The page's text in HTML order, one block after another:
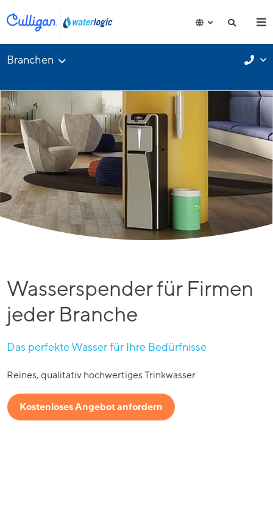
Branchen
Wasserspender für Firmen
jeder Branche
Das perfekte Wasser für Ihre Bedürfnisse
Reines, qualitativ hochwertiges Trinkwasser
Kostenloses Angebot anfordern